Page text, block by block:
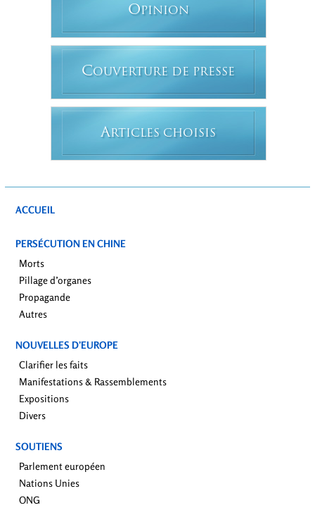
OPINION
COUVERTURE DE PRESSE
ARTICLES CHOISIS
ACCUEIL
PERSÉCUTION EN CHINE
Morts
Pillage d’organes
Propagande
Autres
NOUVELLES D’EUROPE
Clarifier les faits
Manifestations & Rassemblements
Expositions
Divers
SOUTIENS
Parlement européen
Nations Unies
ONG